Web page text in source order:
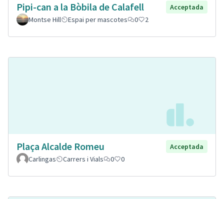
Pipi-can a la Bòbila de Calafell
Acceptada
Montse Hill
Espai per mascotes 0 2
Plaça Alcalde Romeu
Acceptada
Carlingas
Carrers i Vials 0 0